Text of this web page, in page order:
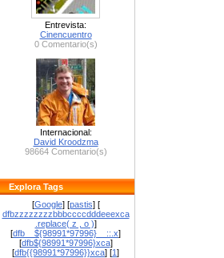
Entrevista:
Cinencuentro
0 Comentario(s)
Internacional:
David Kroodzma
98664 Comentario(s)
Explora Tags
[Google] [pastis] [
dfbzzzzzzzzbbbccccdddeeexca
.replace( z , o )]
[dfb__${98991*97996}__::.x]
[dfb${98991*97996}xca]
[dfb{{98991*97996}}xca] [1]